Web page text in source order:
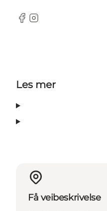
Facebook
Instagram
Les mer
Få veibeskrivelse